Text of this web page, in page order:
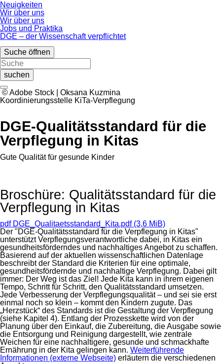
Neuigkeiten
Wir über uns
Wir über uns
Jobs und Praktika
DGE – der Wissenschaft verpflichtet
Suche öffnen
suchen
© Adobe Stock | Oksana Kuzmina
Koordinierungsstelle KiTa-Verpflegung
DGE-Qualitätsstandard für die
Verpflegung in Kitas
Gute Qualität für gesunde Kinder
Broschüre: Qualitätsstandard für die
Verpflegung in Kitas
pdfDGE_Qualitaetsstandard_Kita.pdf (3,6 MiB)
Der "DGE-Qualitätsstandard für die Verpflegung in Kitas"
unterstützt Verpflegungsverantwortliche dabei, in Kitas ein
gesundheitsförderndes und nachhaltiges Angebot zu schaffen.
Basierend auf der aktuellen wissenschaftlichen Datenlage
beschreibt der Standard die Kriterien für eine optimale,
gesundheitsfördernde und nachhaltige Verpflegung. Dabei gilt
immer: Der Weg ist das Ziel! Jede Kita kann in ihrem eigenen
Tempo, Schritt für Schritt, den Qualitätsstandard umsetzen.
Jede Verbesserung der Verpflegungsqualität – und sei sie erst
einmal noch so klein – kommt den Kindern zugute. Das
„Herzstück“ des Standards ist die Gestaltung der Verpflegung
(siehe Kapitel 4). Entlang der Prozesskette wird von der
Planung über den Einkauf, die Zubereitung, die Ausgabe sowie
die Entsorgung und Reinigung dargestellt, wie zentrale
Weichen für eine nachhaltigere, gesunde und schmackhafte
Ernährung in der Kita gelingen kann. Weiterführende
Informationen (externe Webseite) erläutern die verschiedenen